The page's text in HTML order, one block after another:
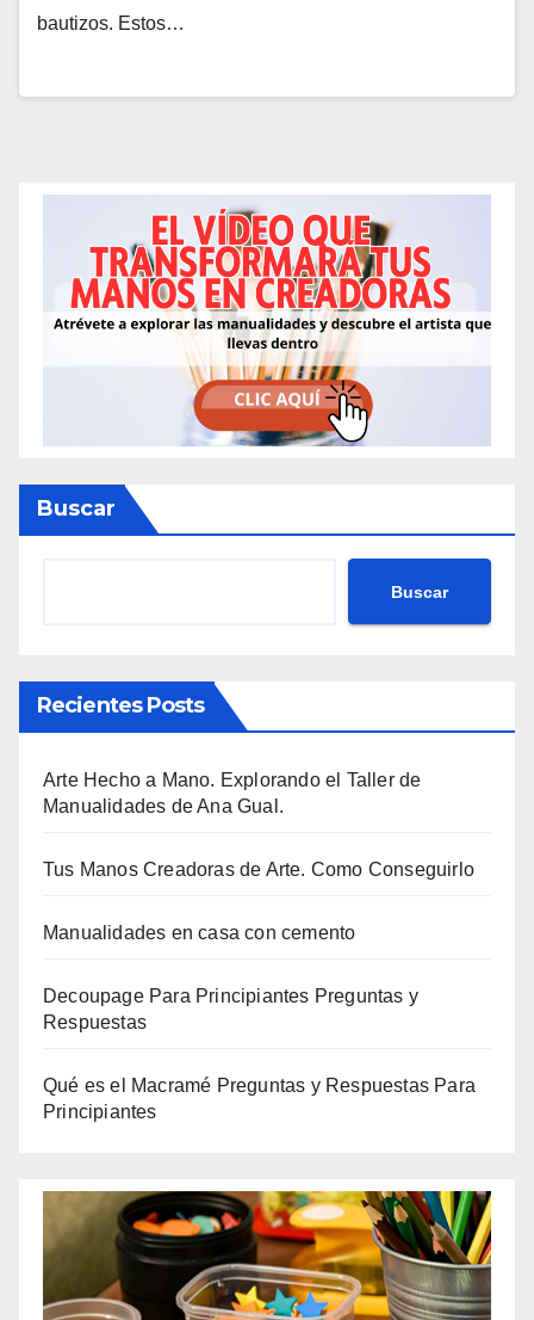
bautizos. Estos…
Buscar
Buscar
Recientes Posts
Arte Hecho a Mano. Explorando el Taller de
Manualidades de Ana Gual.
Tus Manos Creadoras de Arte. Como Conseguirlo
Manualidades en casa con cemento
Decoupage Para Principiantes Preguntas y
Respuestas
Qué es el Macramé Preguntas y Respuestas Para
Principiantes